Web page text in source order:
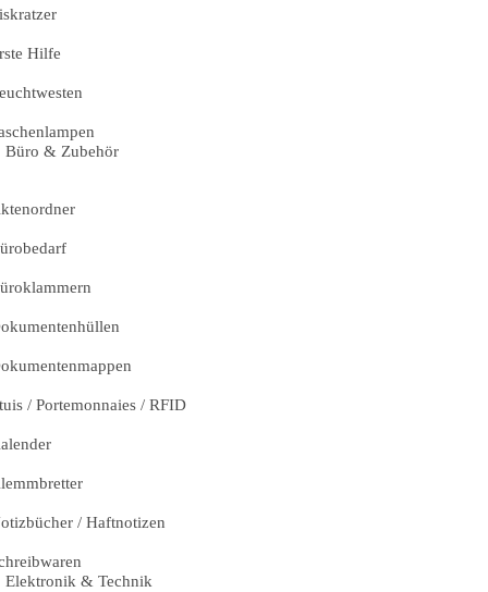
Hilfe
Büro & Zubehör
/ Portemonnaies / RFID
/ Haftnotizen
Elektronik & Technik